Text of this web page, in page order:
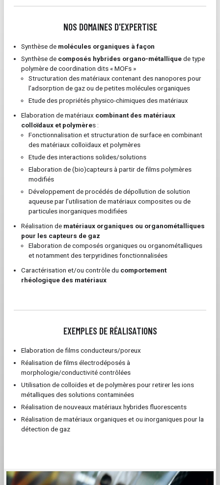
NOS DOMAINES D'EXPERTISE
Synthèse de molécules organiques à façon
Synthèse de composés hybrides organo-métalliquede type
polymère de coordination dits « MOFs »
Structuration des matériaux contenant des nanopores pour
l’adsorption de gaz ou de petites molécules organiques
Etude des propriétés physico-chimiques des matériaux
Elaboration de matériaux combinant des matériaux
colloïdaux et polymères :
Fonctionnalisation et structuration de surface en combinant
des matériaux colloïdaux et polymères
Etude des interactions solides/solutions
Elaboration de (bio)capteurs à partir de films polymères
modifiés
Développement de procédés de dépollution de solution
aqueuse par l’utilisation de matériaux composites ou de
particules inorganiques modifiées
Réalisation de matériaux organiques ou organométalliques
pour les capteurs de gaz
Elaboration de composés organiques ou organométalliques
et notamment des terpyridines fonctionnalisées
Caractérisation et/ou contrôle du comportement
rhéologique des matériaux
EXEMPLES DE RÉALISATIONS
Elaboration de films conducteurs/poreux
Réalisation de films électrodéposés à
morphologie/conductivité contrôlées
Utilisation de colloïdes et de polymères pour retirer les ions
métalliques des solutions contaminées
Réalisation de nouveaux matériaux hybrides fluorescents
Réalisation de matériaux organiques et ou inorganiques pour la
détection de gaz